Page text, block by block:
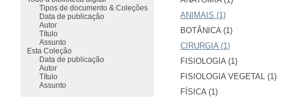
ANIMAIS (1)
BOTÂNICA (1)
CIRURGIA (1)
FISIOLOGIA (1)
FISIOLOGIA VEGETAL (1)
FÍSICA (1)
Tipos de documento & Coleções
Data de publicação
Autor
Título
Assunto
Esta Coleção
Data de publicação
Autor
Título
Assunto